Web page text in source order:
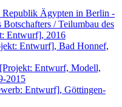
Republik Ägypten in Berlin -
Botschafters / Teilumbau des
Entwurf], 2016
Entwurf], Bad Honnef,
Entwurf, Modell,
2015
Entwurf], Göttingen-